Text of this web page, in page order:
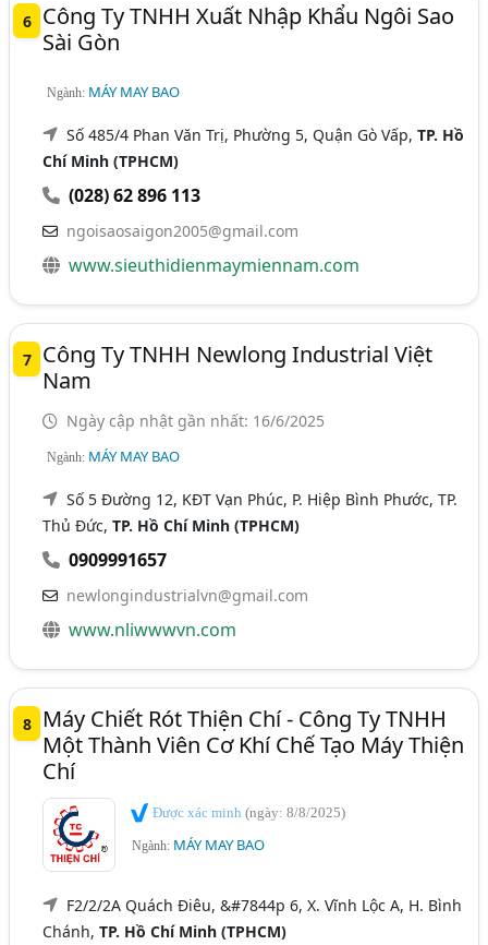
6
Công Ty TNHH Xuất Nhập Khẩu Ngôi Sao
Sài Gòn
Ngành: MÁY MAY BAO
Số 485/4 Phan Văn Trị, Phường 5, Quận Gò Vấp,TP. Hồ
Chí Minh (TPHCM)
(028) 62 896 113
ngoisaosaigon2005@gmail.com
www.sieuthidienmaymiennam.com
7
Công Ty TNHH Newlong Industrial Việt
Nam
Ngày cập nhật gần nhất: 16/6/2025
Ngành: MÁY MAY BAO
Số 5 Đường 12, KĐT Vạn Phúc, P. Hiệp Bình Phước, TP.
Thủ Đức,TP. Hồ Chí Minh (TPHCM)
0909991657
newlongindustrialvn@gmail.com
www.nliwwwvn.com
8
Máy Chiết Rót Thiện Chí - Công Ty TNHH
Một Thành Viên Cơ Khí Chế Tạo Máy Thiện
Chí
Được xác minh(ngày: 8/8/2025)
Ngành: MÁY MAY BAO
F2/2/2A Quách Điêu, &#7844p 6, X. Vĩnh Lộc A, H. Bình
Chánh,TP. Hồ Chí Minh (TPHCM)